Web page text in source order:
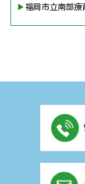
▶︎福岡市立南部